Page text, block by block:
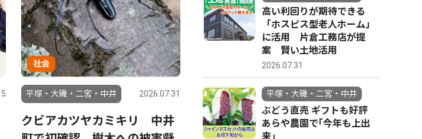
社会
平塚・大磯・二宮・中井 2026.07.31
クビアカツヤカミキリ 中井
トップニュース
平塚・大磯・二宮・中井 2026.07.31
金目中・花待さん土沢中・荻
高い利回りが期待できる
「ホスピス型老人ホーム」
に活用 片倉工務店が提
案 賢い土地活用
2026.07.31
平塚・大磯・二宮・中井
ぶどう直売 ギフトも好評
あらや農園で｢今年も上出
来｣